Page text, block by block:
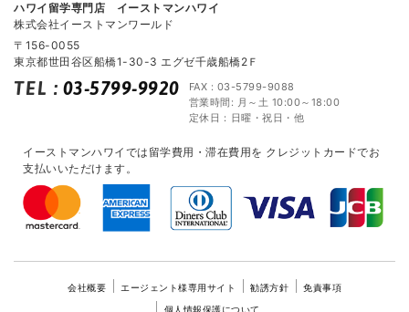
ハワイ留学専門店 イーストマンハワイ
株式会社イーストマンワールド
〒156-0055
東京都世田谷区船橋1-30-3 エグゼ千歳船橋2Ｆ
TEL : 03-5799-9920
FAX : 03-5799-9088
営業時間: 月～土 10:00～18:00
定休日：日曜・祝日・他
イーストマンハワイでは留学費用・滞在費用を クレジットカードでお
支払いいただけます。
会社概要 エージェント様専用サイト 勧誘方針
免責事項
個人情報保護について